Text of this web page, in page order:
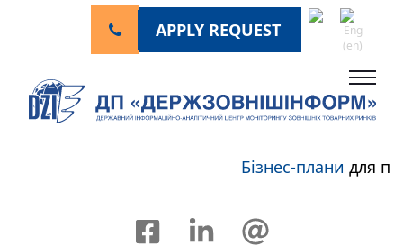
APPLY REQUEST
Бізнес-планидля